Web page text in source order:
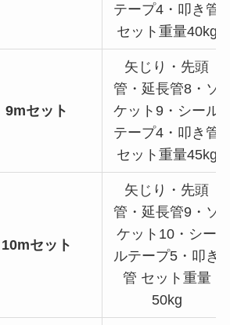
テープ4・叩き管
セット重量40kg
9mセット
矢じり・先頭
管・延長管8・ソ
ケット9・シール
テープ4・叩き管
セット重量45kg
10mセット
矢じり・先頭
管・延長管9・ソ
ケット10・シー
ルテープ5・叩き
管 セット重量
50kg